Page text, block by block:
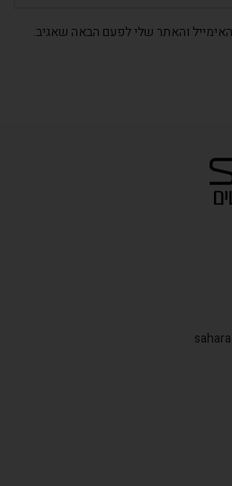
והאתר שלי לפעם הבאה שאגיב.